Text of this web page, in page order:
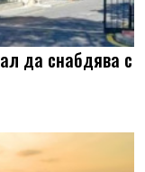
да снабдява с